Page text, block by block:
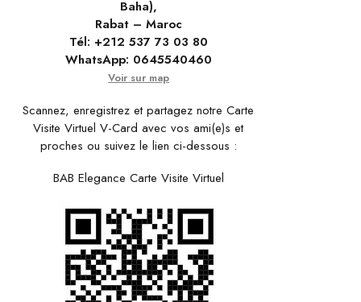
Baha),
Rabat – Maroc
Tél: +212 537 73 03 80
WhatsApp: 0645540460
Voir sur map
Scannez, enregistrez et partagez notre Carte
Visite Virtuel V-Card avec vos ami(e)s et
proches ou suivez le lien ci-dessous :
BAB Elegance Carte Visite Virtuel